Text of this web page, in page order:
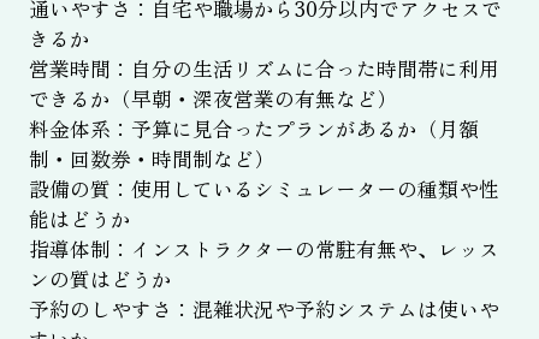
通いやすさ：自宅や職場から30分以内でアクセスで
きるか
営業時間：自分の生活リズムに合った時間帯に利用
できるか（早朝・深夜営業の有無など）
料金体系：予算に見合ったプランがあるか（月額
制・回数券・時間制など）
設備の質：使用しているシミュレーターの種類や性
能はどうか
指導体制：インストラクターの常駐有無や、レッス
ンの質はどうか
予約のしやすさ：混雑状況や予約システムは使いや